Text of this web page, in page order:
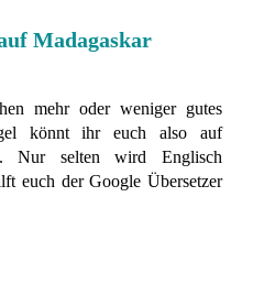
Madagaskar
mehr oder weniger gutes
könnt ihr euch also auf
Nur selten wird Englisch
euch der Google Übersetzer